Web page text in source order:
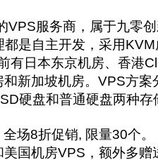
VPS服务商，属于九零
都是自主开发，采用
有日本东京机房、香港
新加坡机房。VPS方案
硬盘和普通硬盘两种存
全场8折促销, 限量30个。
国机房VPS，额外多赠